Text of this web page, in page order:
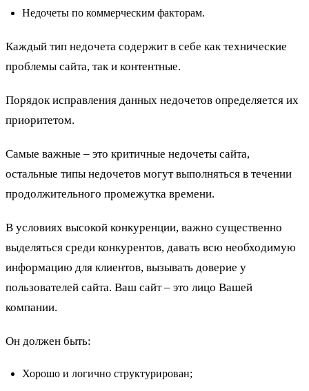
Недочеты по коммерческим факторам.
Каждый тип недочета содержит в себе как технические
проблемы сайта, так и контентные.
Порядок исправления данных недочетов определяется их
приоритетом.
Самые важные – это критичные недочеты сайта,
остальные типы недочетов могут выполняться в течении
продолжительного промежутка времени.
В условиях высокой конкуренции, важно существенно
выделяться среди конкурентов, давать всю необходимую
информацию для клиентов, вызывать доверие у
пользователей сайта. Ваш сайт – это лицо Вашей
компании.
Он должен быть:
Хорошо и логично структурирован;